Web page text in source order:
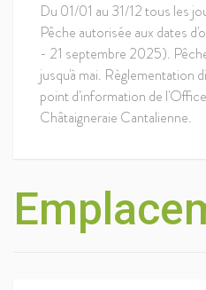
Du 01/01 au 31/12 tous les
Pêche autorisée aux dates
- 21 septembre 2025).
jusqu'à mai. Règlementation
point d'information de
Châtaigneraie Cantalienne.